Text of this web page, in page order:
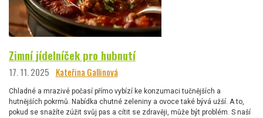
Zimní jídelníček pro hubnutí
17. 11. 2025 Kateřina Gallinová
Chladné a mrazivé počasí přímo vybízí ke konzumaci tučnějších a
hutnějších pokrmů. Nabídka chutné zeleniny a ovoce také bývá užší. A to,
pokud se snažíte zúžit svůj pas a cítit se zdravěji, může být problém. S naší